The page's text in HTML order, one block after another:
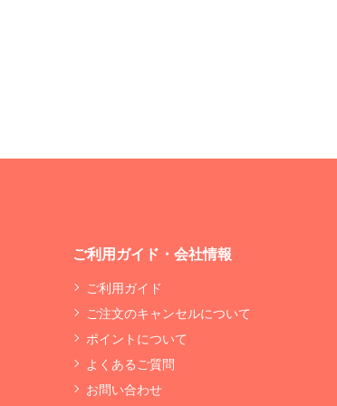
ご利用ガイド・会社情報
ご利用ガイド
ご注文のキャンセルについて
ポイントについて
よくあるご質問
お問い合わせ